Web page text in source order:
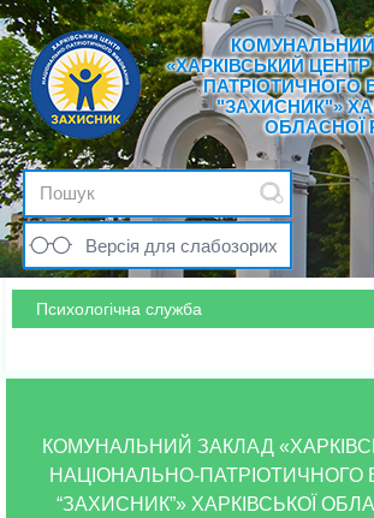
«ХАРКІВСЬКИЙ
ПАТРІОТИЧНОГО
"ЗАХИСНИК"»
ОБЛАСНОЇ
Версія для слабозорих
Психологічна служба
КОМУНАЛЬНИЙ ЗАКЛАД
НАЦІОНАЛЬНО-ПАТРІОТИЧНОГО
“ЗАХИСНИК”» ХАРКІВСЬКОЇ